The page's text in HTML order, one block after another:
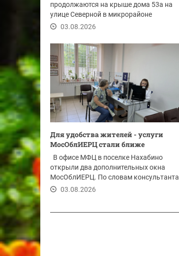
продолжаются на крыше дома 53а на
улице Северной в микрорайоне
Опалиха. Ранее жители в...
03.08.2026
Для удобства жителей - услуги
МосОблИЕРЦ стали ближе
В офисе МФЦ в поселке Нахабино
открыли два дополнительных окна
МосОблИЕРЦ. По словам консультанта
МБУ...03.08.2026